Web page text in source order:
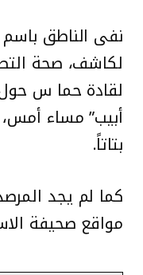
نفى الناطق
لكاشف، صحة
لقادة حما س
أبيب” مساء
بتاتاً.
كما لم يجد
مواقع صحيفة